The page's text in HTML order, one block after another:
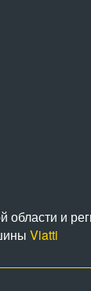
области и
Viatti